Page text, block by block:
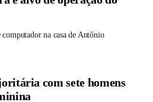
na casa de Antônio
com sete homens